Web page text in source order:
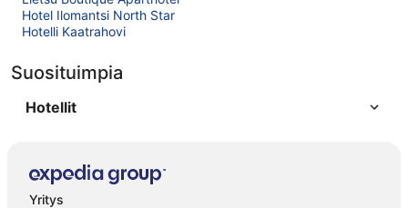
Hotel Ilomantsi North Star
Hotelli Kaatrahovi
Suosituimpia
Hotellit
Yritys